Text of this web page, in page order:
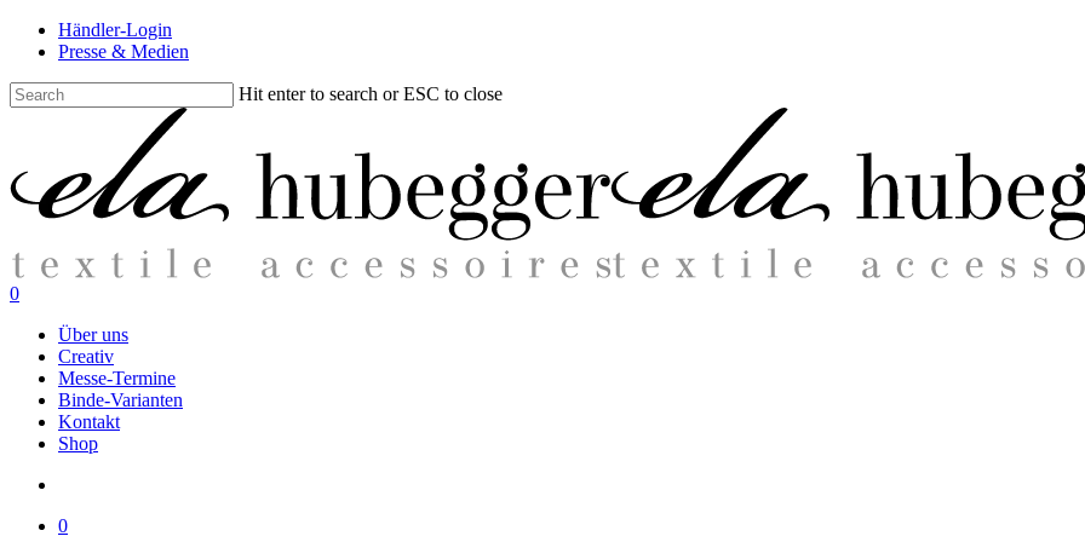
Skip
content
Händler-Login
Presse & Medien
Hit enter to search or ESC to close
search
0
Über uns
Creativ
Messe-Termine
Binde-Varianten
Kontakt
Shop
0